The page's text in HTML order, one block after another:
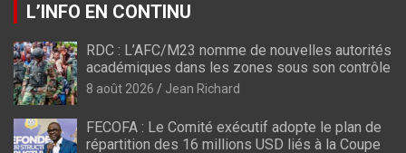
L’INFO EN CONTINU
RDC : L’AFC/M23 nomme de nouvelles autorités
académiques dans les zones sous son contrôle
8 août 2026 Jean Richard
FECOFA : Le Comité exécutif adopte le plan de
répartition des 16 millions USD liés à la Coupe